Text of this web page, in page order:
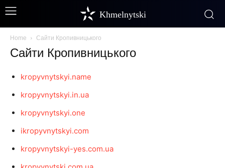
Khmelnytski
Home Сайти Кропивницького
Сайти Кропивницького
kropyvnytskyi.name
kropyvnytskyi.in.ua
kropyvnytskyi.one
ikropyvnytskyi.com
kropyvnytskyi-yes.com.ua